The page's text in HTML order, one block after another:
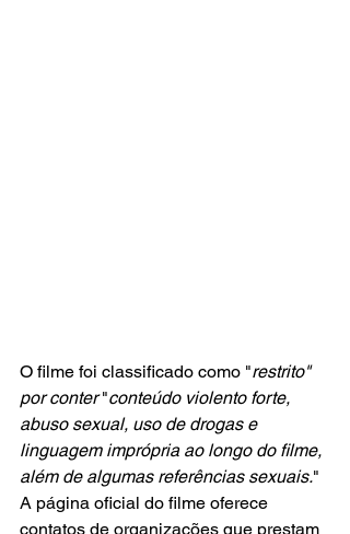
O filme foi classificado como "restrito"
por conter "conteúdo violento forte,
abuso sexual, uso de drogas e
linguagem imprópria ao longo do filme,
além de algumas referências sexuais."
A página oficial do filme oferece
contatos de organizações que prestam